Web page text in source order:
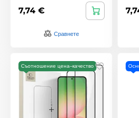
7,74 €
Сравнете
Съотношение цена–качество